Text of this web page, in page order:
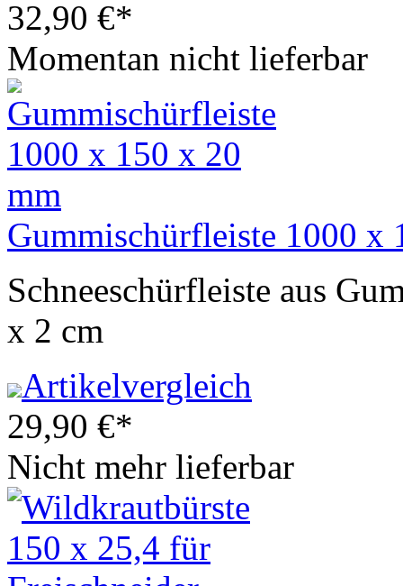
32,90 €*
Momentan nicht lieferbar
Gummischürfleiste 1000 x
Schneeschürfleiste aus
x 2 cm
Artikelvergleich
29,90 €*
Nicht mehr lieferbar